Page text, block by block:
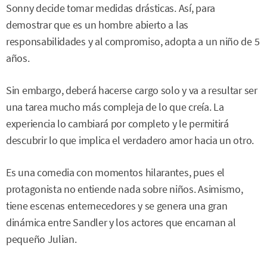
Sonny decide tomar medidas drásticas. Así, para
demostrar que es un hombre abierto a las
responsabilidades y al compromiso, adopta a un niño de 5
años.
Sin embargo, deberá hacerse cargo solo y va a resultar ser
una tarea mucho más compleja de lo que creía. La
experiencia lo cambiará por completo y le permitirá
descubrir lo que implica el verdadero amor hacia un otro.
Es una comedia con momentos hilarantes, pues el
protagonista no entiende nada sobre niños. Asimismo,
tiene escenas enternecedores y se genera una gran
dinámica entre Sandler y los actores que encarnan al
pequeño Julian.